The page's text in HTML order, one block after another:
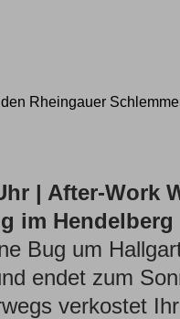
Rheingauer
| After-Work
im Hendelberg
Bug um
endet zum
verkostet